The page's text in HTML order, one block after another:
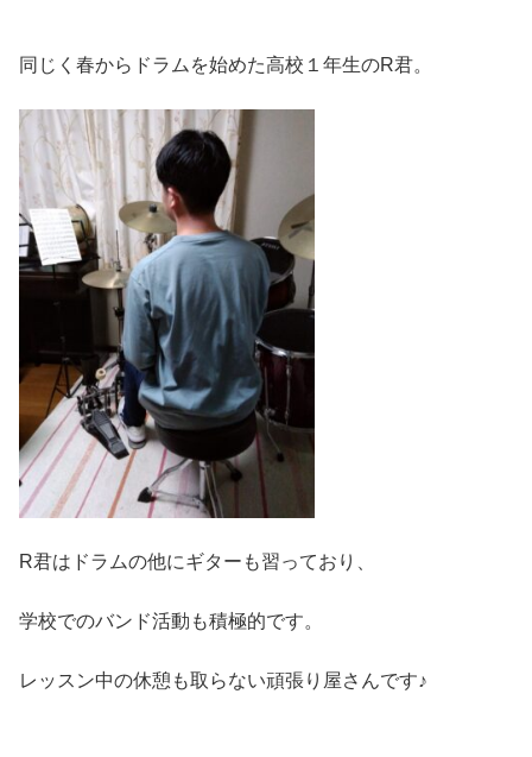
同じく春からドラムを始めた高校１年生のR君。
R君はドラムの他にギターも習っており、
学校でのバンド活動も積極的です。
レッスン中の休憩も取らない頑張り屋さんです♪